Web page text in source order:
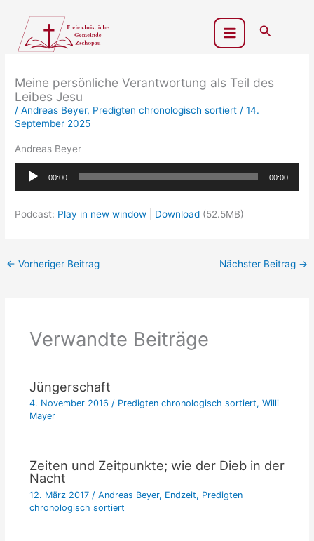
springen
Suchen
Meine persönliche Verantwortung als Teil des
Leibes Jesu
/Andreas Beyer, Predigten chronologisch sortiert /14.
September 2025
Andreas Beyer
Audio-
00:00 00:00
Podcast: Play in new window Download (52.5MB)
← Vorheriger Beitrag Nächster Beitrag →
Verwandte Beiträge
Jüngerschaft
4. November 2016 / Predigten chronologisch sortiert, Willi
Mayer
Zeiten und Zeitpunkte; wie der Dieb in der
Nacht
12. März 2017 / Andreas Beyer, Endzeit, Predigten
chronologisch sortiert